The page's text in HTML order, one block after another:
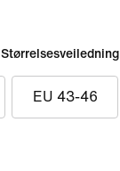
Størrelsesveiledning
EU 43-46